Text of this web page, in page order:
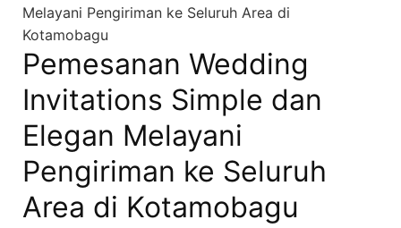
Melayani Pengiriman ke Seluruh Area di
Kotamobagu
Pemesanan Wedding
Invitations Simple dan
Elegan Melayani
Pengiriman ke Seluruh
Area di Kotamobagu